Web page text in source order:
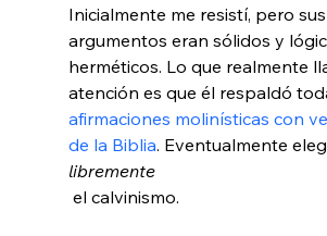
Inicialmente me resistí, pero sus
argumentos eran sólidos y
herméticos. Lo que realmente
atención es que él respaldó
afirmaciones molinísticas con
de la Biblia. Eventualmente
libremente